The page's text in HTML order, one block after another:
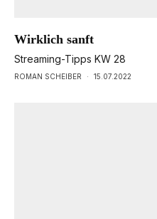
Wirklich sanft
Streaming-Tipps KW 28
ROMAN SCHEIBER · 15.07.2022